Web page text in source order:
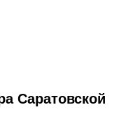
Саратовской